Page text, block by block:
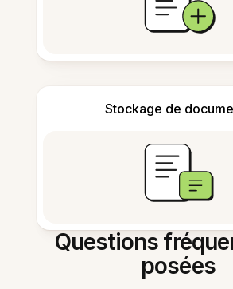
Stockage de
Questions
posées